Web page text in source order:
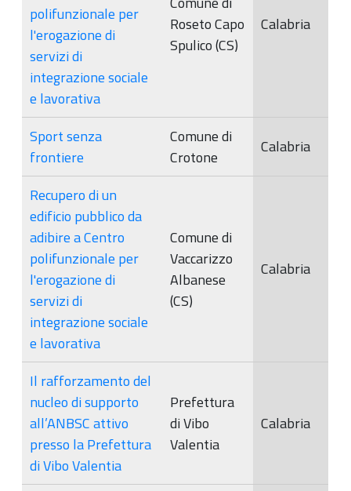
polifunzionale per
l'erogazione di
servizi di
integrazione sociale
e lavorativa
Roseto Capo
Spulico (CS)
Calabria
Sport senza
frontiere
Comune di
Crotone
Calabria
Recupero di un
edificio pubblico da
adibire a Centro
polifunzionale per
l'erogazione di
servizi di
integrazione sociale
e lavorativa
Comune di
Vaccarizzo
Albanese
(CS)
Calabria
Il rafforzamento del
nucleo di supporto
all’ANBSC attivo
presso la Prefettura
di Vibo Valentia
Prefettura
di Vibo
Valentia
Calabria